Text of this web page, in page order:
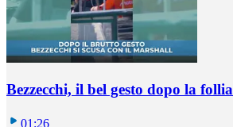
Bezzecchi, il bel gesto dopo la follia
01:26